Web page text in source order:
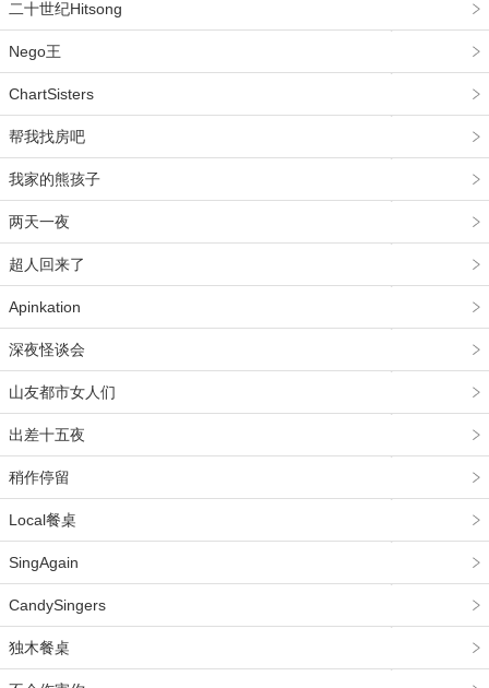
二十世纪Hitsong
Nego王
ChartSisters
帮我找房吧
我家的熊孩子
两天一夜
超人回来了
Apinkation
深夜怪谈会
山友都市女人们
出差十五夜
稍作停留
Local餐桌
SingAgain
CandySingers
独木餐桌